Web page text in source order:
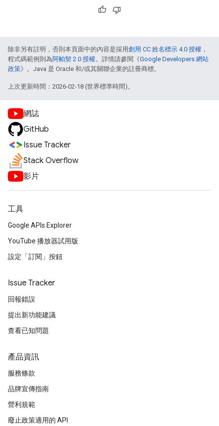
除非另有註明，否則本頁面中的內容是採用創用 CC 姓名標示 4.0 授權 ，
程式碼範例則為阿帕契 2.0 授權。詳情請參閱《Google Developers 網站
政策》。Java 是 Oracle 和/或其關聯企業的註冊商標。
上次更新時間：2026-02-18 (世界標準時間)。
網誌
GitHub
Issue Tracker
Stack Overflow
影片
工具
Google APIs Explorer
YouTube 播放器試用版
設定「訂閱」按鈕
Issue Tracker
回報錯誤
提出新功能建議
查看已知問題
產品資訊
服務條款
品牌宣傳指南
營利規範
廢止政策適用的 API